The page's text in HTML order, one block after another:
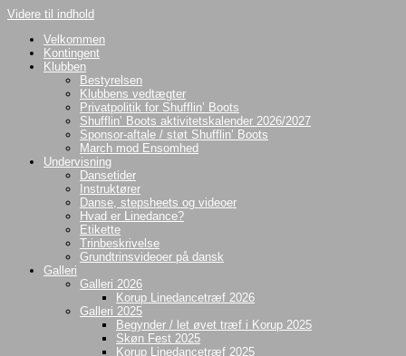
Videre til indhold
Velkommen
Kontingent
Klubben
Bestyrelsen
Klubbens vedtægter
Privatpolitik for Shufflin’ Boots
Shufflin’ Boots aktivitetskalender 2026/2027
Sponsor-aftale / støt Shufflin’ Boots
March mod Ensomhed
Undervisning
Dansetider
Instruktører
Danse, stepsheets og videoer
Hvad er Linedance?
Etikette
Trinbeskrivelse
Grundtrinsvideoer på dansk
Galleri
Galleri 2026
Korup Linedancetræf 2026
Galleri 2025
Begynder / let øvet træf i Korup 2025
Skøn Fest 2025
Korup Linedancetræf 2025